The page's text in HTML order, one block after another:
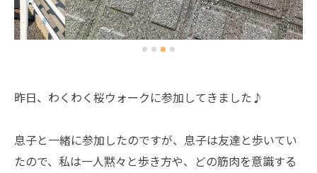
昨日、わくわく桜ウォークに参加してきました♪
息子と一緒に参加したのですが、息子は友達と歩いてい
たので、私は一人黙々と歩き方や、どの筋肉を意識する